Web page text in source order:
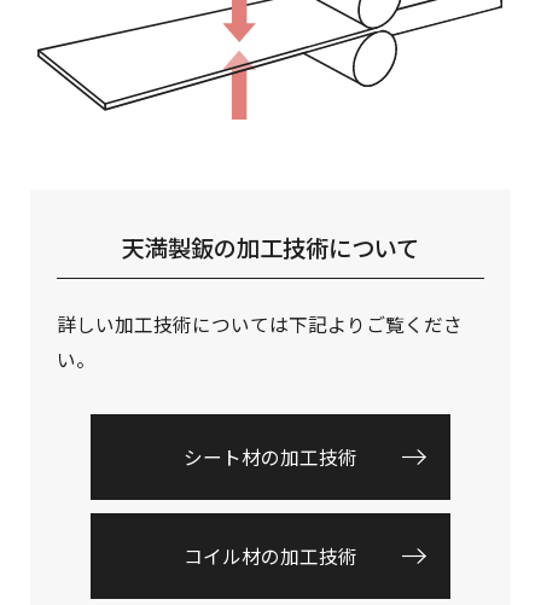
天満製鈑の加工技術について
詳しい加工技術については下記よりご覧くださ
い。
シート材の加工技術
コイル材の加工技術